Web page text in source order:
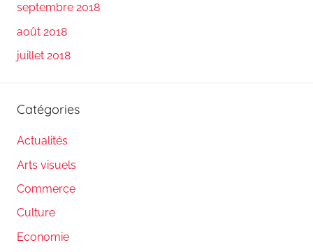
septembre 2018
août 2018
juillet 2018
Catégories
Actualités
Arts visuels
Commerce
Culture
Economie